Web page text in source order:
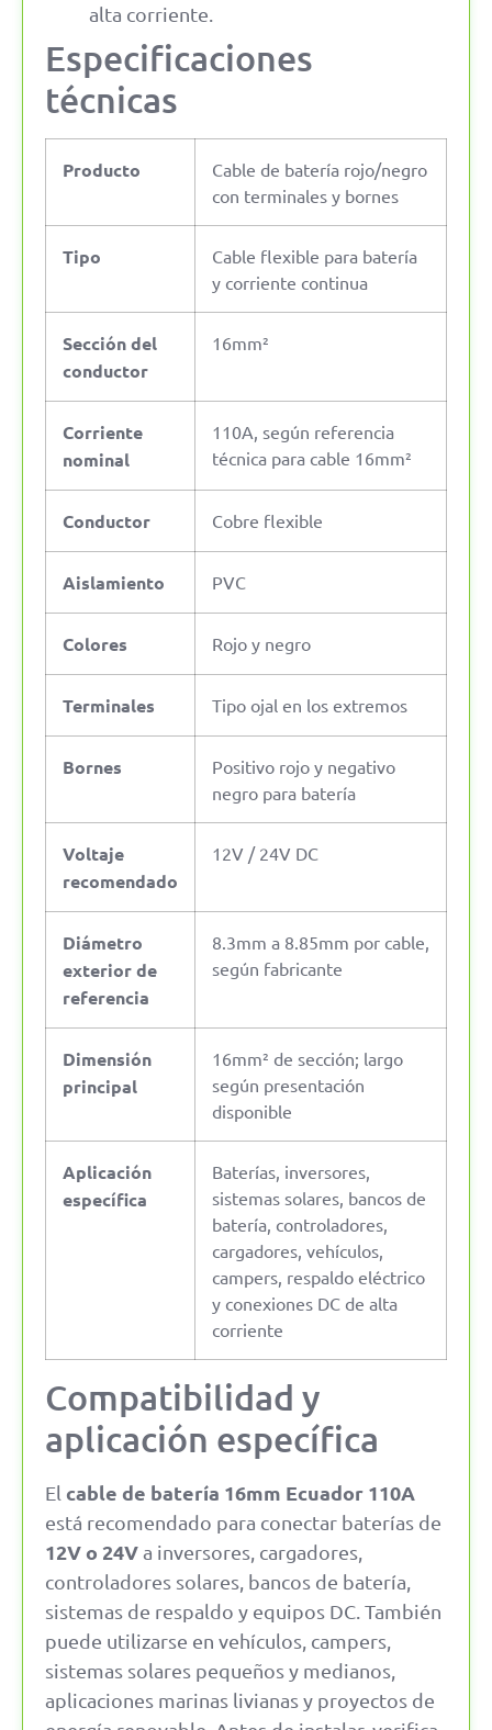
alta corriente.
Especificaciones
técnicas
Producto
Cable de batería rojo/negro
con terminales y bornes
Tipo
Cable flexible para batería
y corriente continua
Sección del
conductor
16mm²
Corriente
nominal
110A, según referencia
técnica para cable 16mm²
Conductor Cobre flexible
Aislamiento PVC
Colores Rojo y negro
Terminales Tipo ojal en los extremos
Bornes
Positivo rojo y negativo
negro para batería
Voltaje
recomendado
12V / 24V DC
Diámetro
exterior de
referencia
8.3mm a 8.85mm por cable,
según fabricante
Dimensión
principal
16mm² de sección; largo
según presentación
disponible
Aplicación
específica
Baterías, inversores,
sistemas solares, bancos de
batería, controladores,
cargadores, vehículos,
campers, respaldo eléctrico
y conexiones DC de alta
corriente
Compatibilidad y
aplicación específica
El cable de batería 16mm Ecuador 110A
está recomendado para conectar baterías de
12V o 24Va inversores, cargadores,
controladores solares, bancos de batería,
sistemas de respaldo y equipos DC. También
puede utilizarse en vehículos, campers,
sistemas solares pequeños y medianos,
aplicaciones marinas livianas y proyectos de